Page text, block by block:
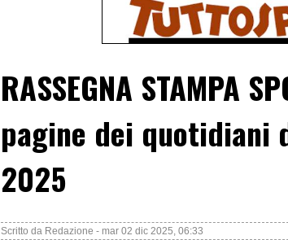
RASSEGNA STAMPA
pagine dei quotidiani
2025
Scritto da Redazione - mar 02 dic 2025, 06:33